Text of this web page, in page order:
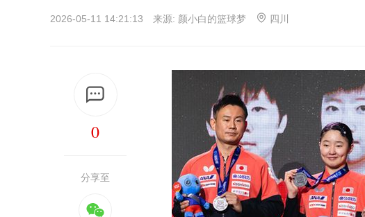
2026-05-11 14:21:13 来源: 颜小白的篮球梦 四川
0
分享至